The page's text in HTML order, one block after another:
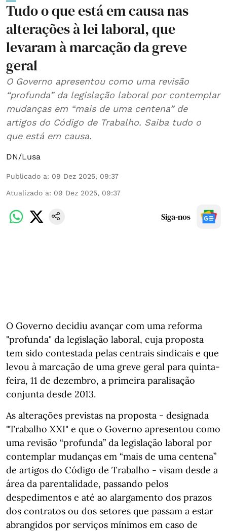
Tudo o que está em causa nas
alterações à lei laboral, que
levaram à marcação da greve
geral
O Governo apresentou como uma revisão
“profunda” da legislação laboral por contemplar
mudanças em “mais de uma centena” de
artigos do Código de Trabalho. Saiba tudo o
que está em causa.
DN/Lusa
Publicado a: 09 Dez 2025, 09:37
Atualizado a: 09 Dez 2025, 09:37
Siga-nos
O Governo decidiu avançar com uma reforma
"profunda" da legislação laboral, cuja proposta
tem sido contestada pelas centrais sindicais e que
levou à marcação de uma greve geral para quinta-
feira, 11 de dezembro, a primeira paralisação
conjunta desde 2013.
As alterações previstas na proposta - designada
"Trabalho XXI" e que o Governo apresentou como
uma revisão “profunda” da legislação laboral por
contemplar mudanças em “mais de uma centena”
de artigos do Código de Trabalho - visam desde a
área da parentalidade, passando pelos
despedimentos e até ao alargamento dos prazos
dos contratos ou dos setores que passam a estar
abrangidos por serviços mínimos em caso de